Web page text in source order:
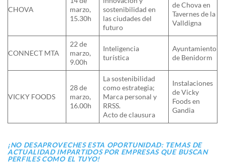
CHOVA
marzo,
15.30h
sostenibilidad en
las ciudades del
futuro
de Chova en
Tavernes de la
Valldigna
CONNECT MTA
22 de
marzo,
9.00h
Inteligencia
turística
Ayuntamiento
de Benidorm
VICKY FOODS
28 de
marzo,
16.00h
La sostenibilidad
como estrategia;
Marca personal y
RRSS.
Acto de clausura
Instalaciones
de Vicky
Foods en
Gandia
¡NO DESAPROVECHES ESTA OPORTUNIDAD: TEMAS DE
ACTUALIDAD IMPARTIDOS POR EMPRESAS QUE BUSCAN
PERFILES COMO EL TUYO!